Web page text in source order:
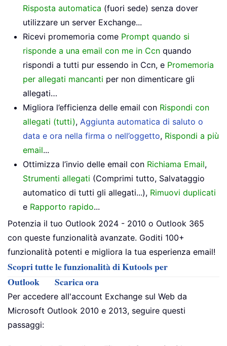
Risposta automatica (fuori sede) senza dover
utilizzare un server Exchange...
Ricevi promemoria come Prompt quando si
risponde a una email con me in Ccn quando
rispondi a tutti pur essendo in Ccn, e Promemoria
per allegati mancanti per non dimenticare gli
allegati…
Migliora l’efficienza delle email con Rispondi con
allegati (tutti), Aggiunta automatica di saluto o
data e ora nella firma o nell’oggetto, Rispondi a più
email...
Ottimizza l’invio delle email con Richiama Email,
Strumenti allegati (Comprimi tutto, Salvataggio
automatico di tutti gli allegati...), Rimuovi duplicati
e Rapporto rapido...
Potenzia il tuo Outlook 2024 - 2010 o Outlook 365
con queste funzionalità avanzate. Goditi 100+
funzionalità potenti e migliora la tua esperienza email!
Scopri tutte le funzionalità di Kutools per
Outlook
Scarica ora
Per accedere all'account Exchange sul Web da
Microsoft Outlook 2010 e 2013, seguire questi
passaggi: